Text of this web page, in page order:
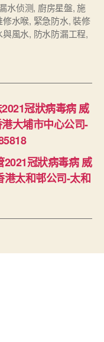
水侦测, 廚房星盤,施
修水喉, 緊急防水,裝修
與風水, 防水防漏工程,
冠狀病毒病 威
大埔市中心公司-
冠狀病毒病 威
太和邨公司-太和